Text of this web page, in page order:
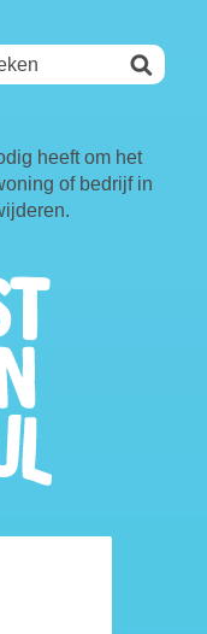
heeft om het
of bedrijf in